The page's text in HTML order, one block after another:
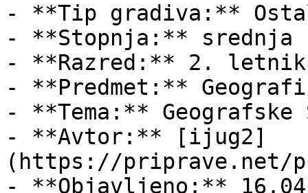
- **Tip gradiva:**
- **Stopnja:** srednja
- **Razred:** 2. letnik
- **Predmet:**
- **Tema:**
- **Avtor:** [ijug2]
(https://
- **Objavljeno:**